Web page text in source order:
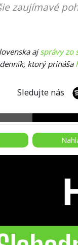
zaujímavé
ajsprávy zo
ktorý prináša
Sledujte nás